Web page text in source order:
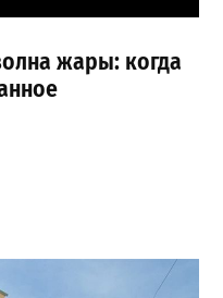
жары: когда